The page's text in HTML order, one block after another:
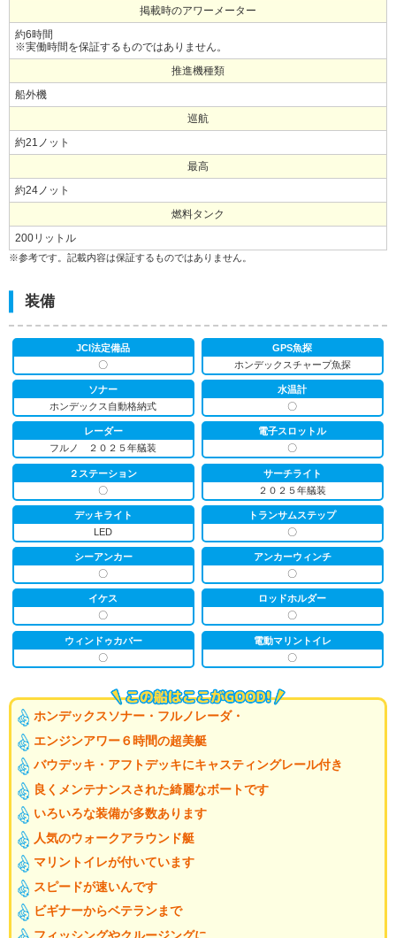
掲載時のアワーメーター
約6時間
※実働時間を保証するものではありません。
推進機種類
船外機
巡航
約21ノット
最高
約24ノット
燃料タンク
200リットル
※参考です。記載内容は保証するものではありません。
装備
JCI法定備品
〇
GPS魚探
ホンデックスチャープ魚探
ソナー
ホンデックス自動格納式
水温計
〇
レーダー
フルノ ２０２５年艤装
電子スロットル
〇
２ステーション
〇
サーチライト
２０２５年艤装
デッキライト
LED
トランサムステップ
〇
シーアンカー
〇
アンカーウィンチ
〇
イケス
〇
ロッドホルダー
〇
ウィンドゥカバー
〇
電動マリントイレ
〇
ホンデックスソナー・フルノレーダ・
エンジンアワー６時間の超美艇
バウデッキ・アフトデッキにキャスティングレール付き
良くメンテナンスされた綺麗なボートです
いろいろな装備が多数あります
人気のウォークアラウンド艇
マリントイレが付いています
スピードが速いんです
ビギナーからベテランまで